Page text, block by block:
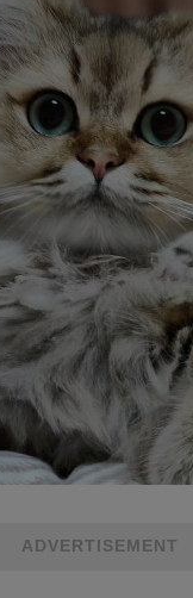
ADVERTISEMENT